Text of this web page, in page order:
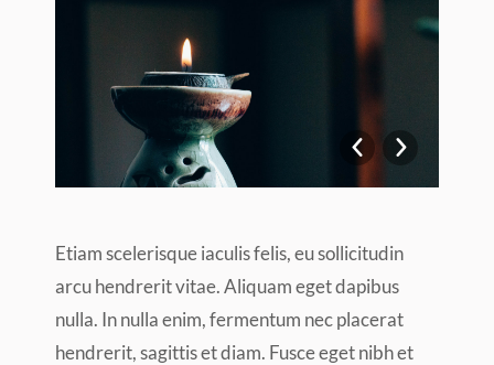
Etiam scelerisque iaculis felis, eu sollicitudin
arcu hendrerit vitae. Aliquam eget dapibus
nulla. In nulla enim, fermentum nec placerat
hendrerit, sagittis et diam. Fusce eget nibh et